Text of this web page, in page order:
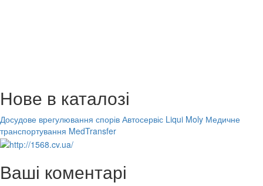
Нове в каталозі
Досудове врегулювання спорів Автосервіс Liqui Moly Медичне
транспортування MedTransfer
Ваші коментарі